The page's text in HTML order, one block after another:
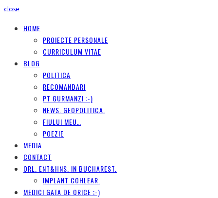
close
HOME
PROIECTE PERSONALE
CURRICULUM VITAE
BLOG
POLITICA
RECOMANDARI
PT GURMANZI :-)
NEWS. GEOPOLITICA.
FIULUI MEU…
POEZIE
MEDIA
CONTACT
ORL. ENT&HNS. IN BUCHAREST.
IMPLANT COHLEAR.
MEDICI GATA DE ORICE ;-)